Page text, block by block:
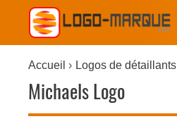
Accueil Logos de détaillants
Michaels Logo